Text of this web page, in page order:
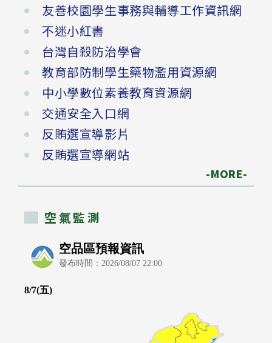
友善校園學生事務與輔導工作資訊網
不迷小紅書
台灣自殺防治學會
教育部防制學生藥物濫用資源網
中小學數位素養教育資源網
交通安全入口網
反賄選宣導影片
反賄選宣導網站
-MORE-
空氣監測